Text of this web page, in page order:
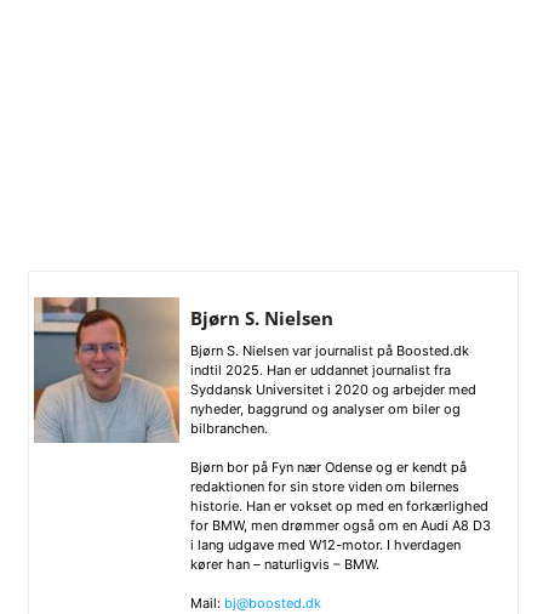
Bjørn S. Nielsen
Bjørn S. Nielsen var journalist på Boosted.dk
indtil 2025. Han er uddannet journalist fra
Syddansk Universitet i 2020 og arbejder med
nyheder, baggrund og analyser om biler og
bilbranchen.
Bjørn bor på Fyn nær Odense og er kendt på
redaktionen for sin store viden om bilernes
historie. Han er vokset op med en forkærlighed
for BMW, men drømmer også om en Audi A8 D3
i lang udgave med W12-motor. I hverdagen
kører han – naturligvis – BMW.
Mail: bj@boosted.dk